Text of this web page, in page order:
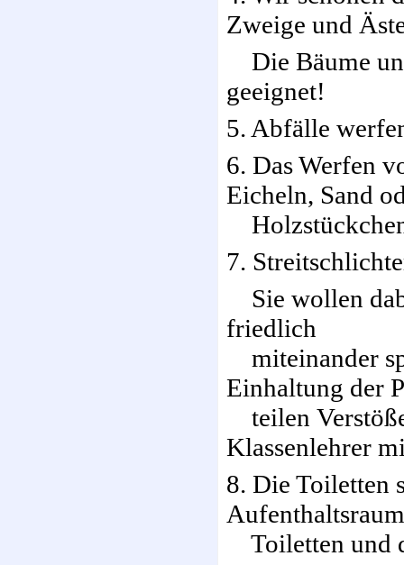
Zweige und
Die Bäume
geeignet!
5. Abfälle
6. Das Werfen
Eicheln, Sand
7.
Sie wollen
friedlich
miteinander
Einhaltung der
teilen
Klassenlehrer
8. Die Toiletten
Toiletten und